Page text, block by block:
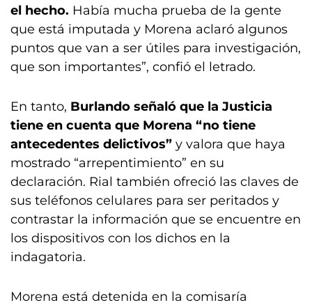
el hecho. Había mucha prueba de la gente
que está imputada y Morena aclaró algunos
puntos que van a ser útiles para investigación,
que son importantes”, confió el letrado.
En tanto, Burlando señaló que la Justicia
tiene en cuenta que Morena “no tiene
antecedentes delictivos” y valora que haya
mostrado “arrepentimiento” en su
declaración. Rial también ofreció las claves de
sus teléfonos celulares para ser peritados y
contrastar la información que se encuentre en
los dispositivos con los dichos en la
indagatoria.
Morena está detenida en la comisaría